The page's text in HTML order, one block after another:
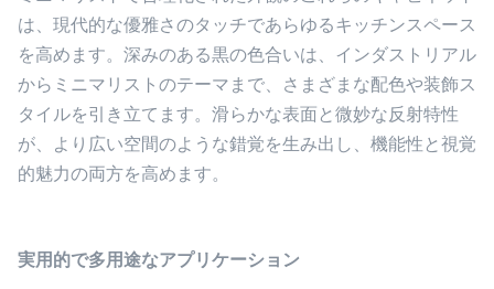
は、現代的な優雅さのタッチであらゆるキッチンスペース
を高めます。深みのある黒の色合いは、インダストリアル
からミニマリストのテーマまで、さまざまな配色や装飾ス
タイルを引き立てます。滑らかな表面と微妙な反射特性
が、より広い空間のような錯覚を生み出し、機能性と視覚
的魅力の両方を高めます。
実用的で多用途なアプリケーション